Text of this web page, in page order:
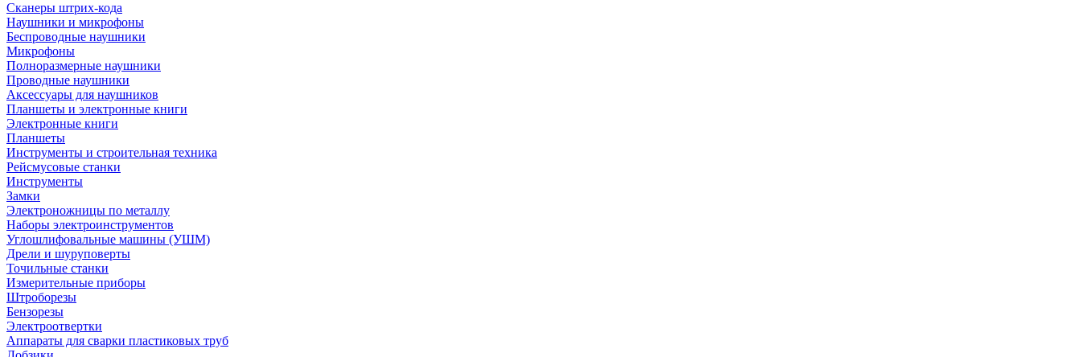
Сканеры штрих-кода
Наушники и микрофоны
Беспроводные наушники
Микрофоны
Полноразмерные наушники
Проводные наушники
Аксессуары для наушников
Планшеты и электронные книги
Электронные книги
Планшеты
Инструменты и строительная техника
Рейсмусовые станки
Инструменты
Замки
Электроножницы по металлу
Наборы электроинструментов
Углошлифовальные машины (УШМ)
Дрели и шуруповерты
Точильные станки
Измерительные приборы
Штроборезы
Бензорезы
Электроотвертки
Аппараты для сварки пластиковых труб